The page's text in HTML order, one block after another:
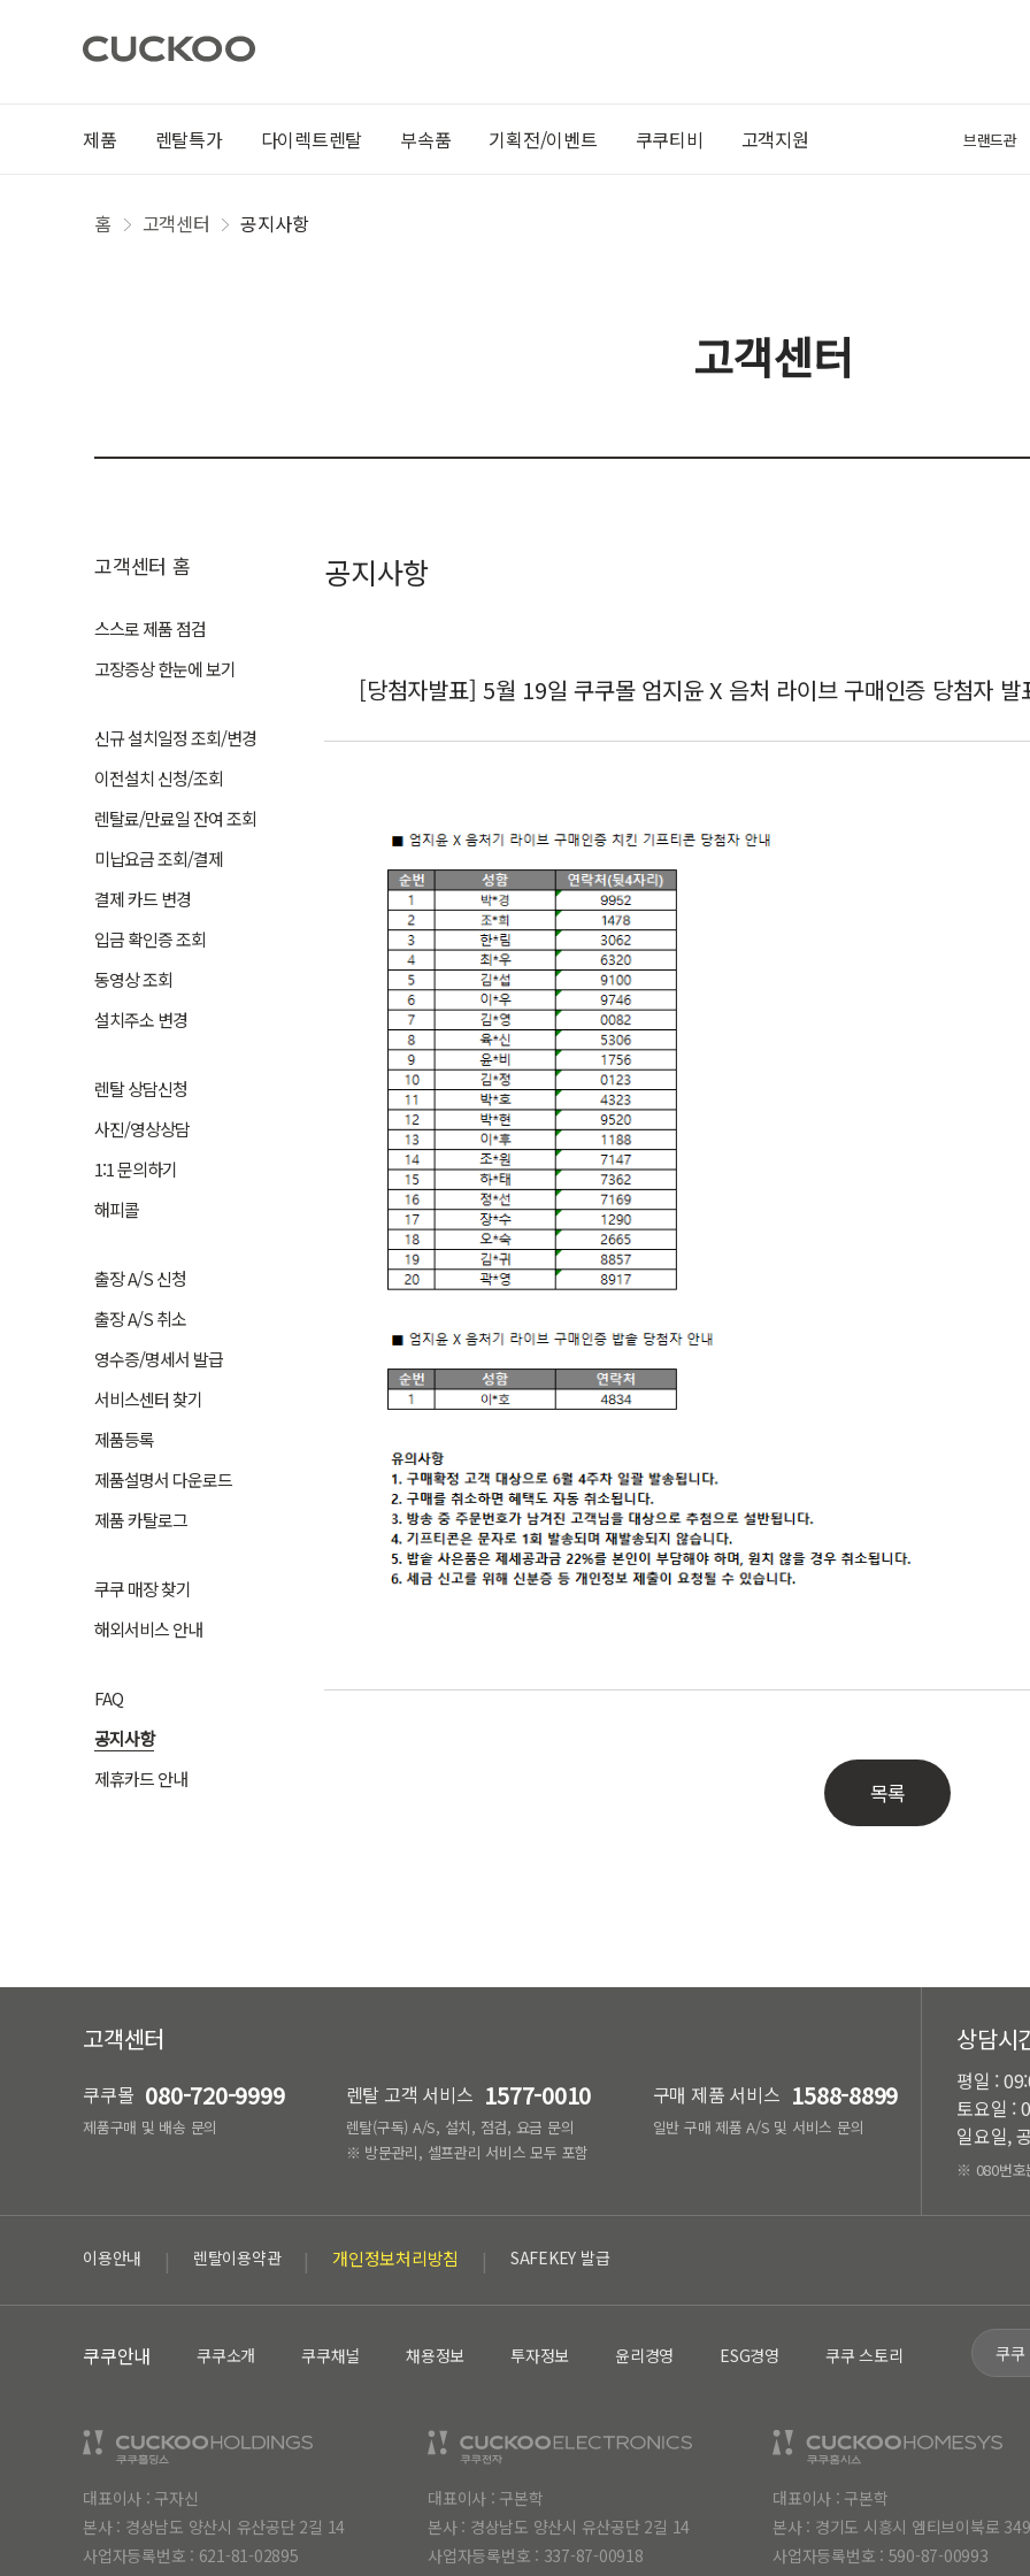
제품 렌탈특가 다이렉트렌탈 부속품 기획전/이벤트 쿠쿠티비 고객지원 브랜드관
홈 고객센터 공지사항
고객센터
고객센터 홈
스스로 제품 점검
고장증상 한눈에 보기
신규 설치일정 조회/변경
이전설치 신청/조회
렌탈료/만료일 잔여 조회
미납요금 조회/결제
결제 카드 변경
입금 확인증 조회
동영상 조회
설치주소 변경
렌탈 상담신청
사진/영상상담
1:1 문의하기
해피콜
출장 A/S 신청
출장 A/S 취소
영수증/명세서 발급
서비스센터 찾기
제품등록
제품설명서 다운로드
제품 카탈로그
쿠쿠 매장 찾기
해외서비스 안내
FAQ
공지사항
제휴카드 안내
공지사항
[당첨자발표] 5월 19일 쿠쿠몰 엄지윤 X 음처 라이브 구매인증 당첨자 발
목록
고객센터
쿠쿠몰 080-720-9999
제품구매 및 배송 문의
렌탈 고객 서비스 1577-0010
렌탈(구독) A/S, 설치, 점검, 요금 문의
※ 방문관리, 셀프관리 서비스 모두 포함
구매 제품 서비스 1588-8899
일반 구매 제품 A/S 및 서비스 문의
상담시
평일 :
토요일 :
일요일,
※ 080번호
이용안내 렌탈이용약관 개인정보처리방침 SAFEKEY 발급
쿠쿠안내 쿠쿠소개 쿠쿠채널 채용정보 투자정보 윤리경영 ESG경영 쿠쿠 스토리 쿠쿠
대표이사 : 구자신
본사 : 경상남도 양산시 유산공단 2길 14
사업자등록번호 : 621-81-02895
대표이사 : 구본학
본사 : 경상남도 양산시 유산공단 2길 14
사업자등록번호 : 337-87-00918
대표이사 : 구본학
본사 : 경기도 시흥시 엠티브이북로 349
사업자등록번호 : 590-87-00993